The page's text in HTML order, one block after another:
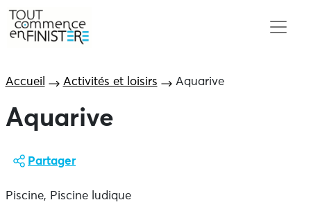
Accueil Activités et loisirs Aquarive
Aquarive
Partager
Piscine, Piscine ludique